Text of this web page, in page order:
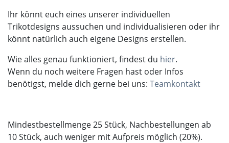
Ihr könnt euch eines unserer individuellen
Trikotdesigns aussuchen und individualisieren oder ihr
könnt natürlich auch eigene Designs erstellen.
Wie alles genau funktioniert, findest du hier.
Wenn du noch weitere Fragen hast oder Infos
benötigst, melde dich gerne bei uns: Teamkontakt
Mindestbestellmenge 25 Stück, Nachbestellungen ab
10 Stück, auch weniger mit Aufpreis möglich (20%).